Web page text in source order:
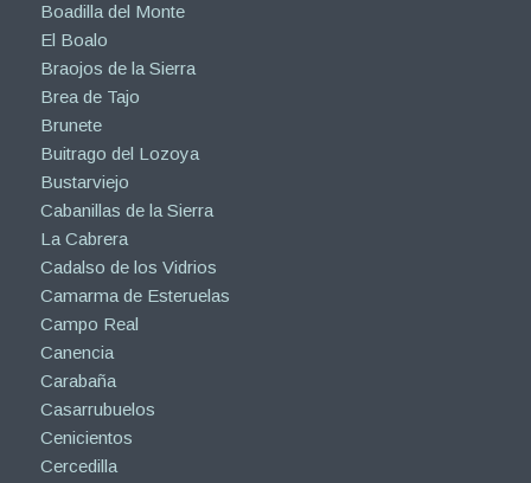
Boadilla del Monte
El Boalo
Braojos de la Sierra
Brea de Tajo
Brunete
Buitrago del Lozoya
Bustarviejo
Cabanillas de la Sierra
La Cabrera
Cadalso de los Vidrios
Camarma de Esteruelas
Campo Real
Canencia
Carabaña
Casarrubuelos
Cenicientos
Cercedilla